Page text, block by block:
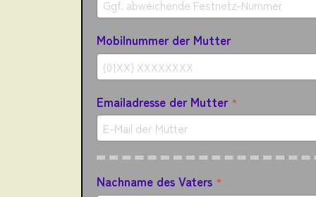
Mobilnummer der Mutter
Emailadresse der Mutter *
Nachname des Vaters *